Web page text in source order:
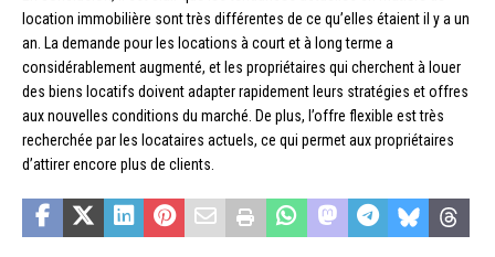
location immobilière sont très différentes de ce qu’elles étaient il y a un
an. La demande pour les locations à court et à long terme a
considérablement augmenté, et les propriétaires qui cherchent à louer
des biens locatifs doivent adapter rapidement leurs stratégies et offres
aux nouvelles conditions du marché. De plus, l’offre flexible est très
recherchée par les locataires actuels, ce qui permet aux propriétaires
d’attirer encore plus de clients.